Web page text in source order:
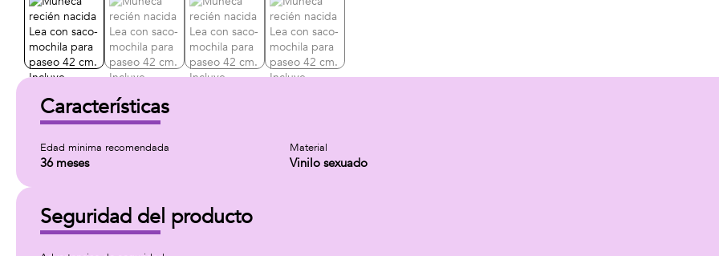
Características
Edad minima recomendada
36 meses
Material
Vinilo sexuado
Seguridad del producto